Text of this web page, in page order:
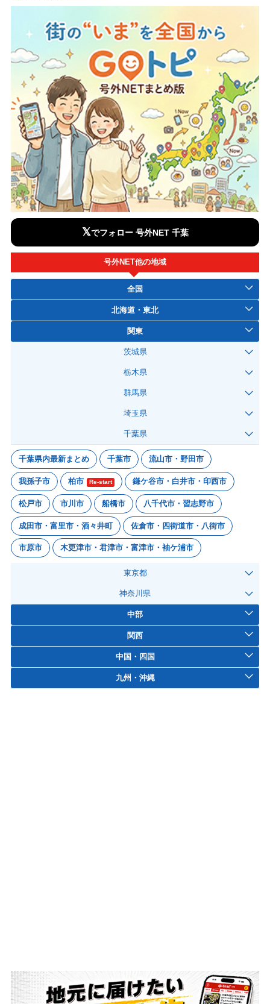
𝕏でフォロー 号外NET 千葉
号外NET他の地域
全国
北海道・東北
関東
茨城県
栃木県
群馬県
埼玉県
千葉県
千葉県内最新まとめ 千葉市 流山市・野田市
我孫子市 柏市 Re-start 鎌ケ谷市・白井市・印西市
松戸市 市川市 船橋市 八千代市・習志野市
成田市・富里市・酒々井町 佐倉市・四街道市・八街市
市原市 木更津市・君津市・富津市・袖ケ浦市
東京都
神奈川県
中部
関西
中国・四国
九州・沖縄